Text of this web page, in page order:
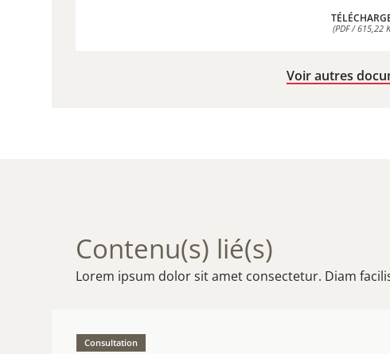
(PDF / 615,22
Voir autres
Contenu(s) lié(s)
Lorem ipsum dolor sit amet consectetur. Diam
Consultation